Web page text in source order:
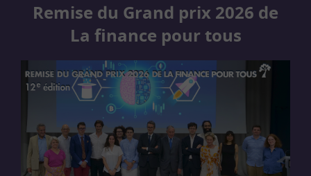
Remise du Grand prix 2026 de
La finance pour tous